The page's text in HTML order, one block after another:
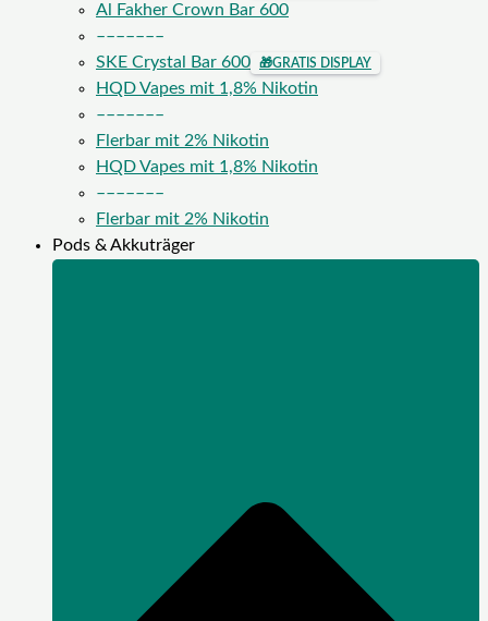
Al Fakher Crown Bar 600
–––––––
SKE Crystal Bar 600
🎁GRATIS DISPLAY
HQD Vapes mit 1,8% Nikotin
–––––––
Flerbar mit 2% Nikotin
HQD Vapes mit 1,8% Nikotin
–––––––
Flerbar mit 2% Nikotin
Pods & Akkuträger